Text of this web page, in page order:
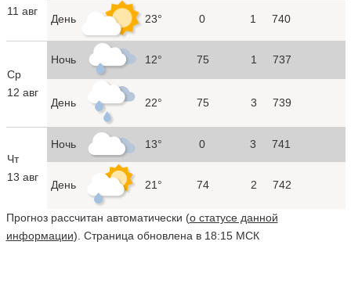
11 авг
День 23° 0 1 740
Ср
12 авг
Ночь 12° 75 1 737
День 22° 75 3 739
Чт
13 авг
Ночь 13° 0 3 741
День 21° 74 2 742
Прогноз рассчитан автоматически (о статусе данной
информации). Страница обновлена в 18:15 МСК